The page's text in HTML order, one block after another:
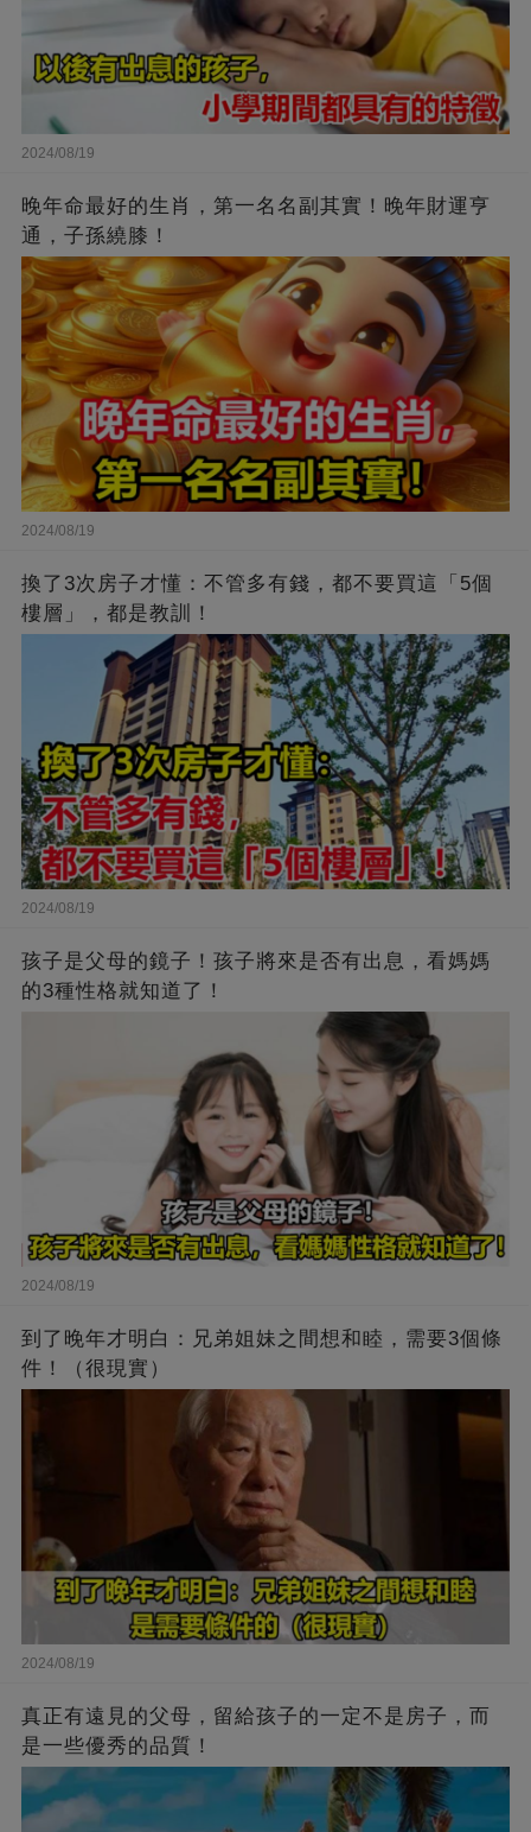
2024/08/19
晚年命最好的生肖，第一名名副其實！晚年財運亨
通，子孫繞膝！
2024/08/19
換了3次房子才懂：不管多有錢，都不要買這「5個
樓層」，都是教訓！
2024/08/19
孩子是父母的鏡子！孩子將來是否有出息，看媽媽
的3種性格就知道了！
2024/08/19
到了晚年才明白：兄弟姐妹之間想和睦，需要3個條
件！（很現實）
2024/08/19
真正有遠見的父母，留給孩子的一定不是房子，而
是一些優秀的品質！